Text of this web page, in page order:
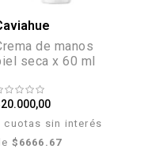
de manos
seca x 60 ml
cuotas sin interés
$6666.67